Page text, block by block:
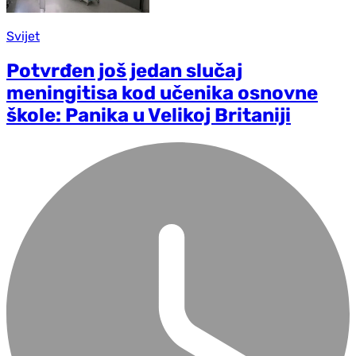
Svijet
Potvrđen još jedan slučaj
meningitisa kod učenika osnovne
škole: Panika u Velikoj Britaniji